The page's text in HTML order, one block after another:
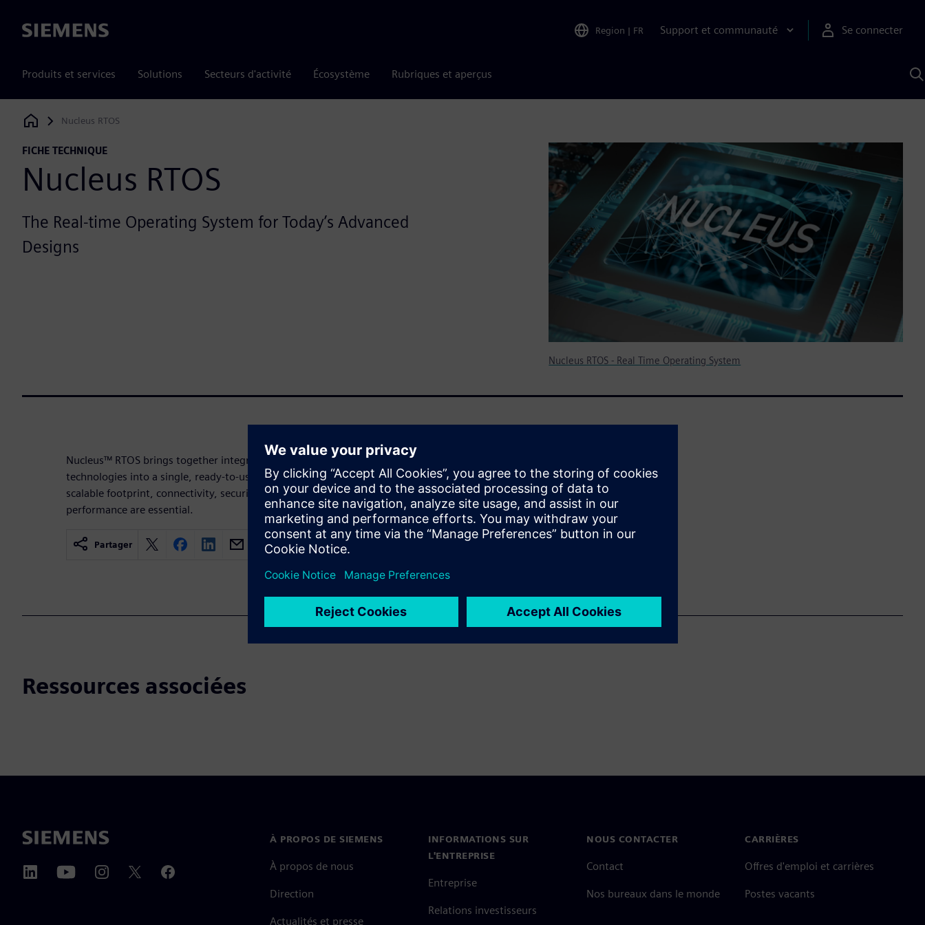
Siemens Region | FR Support et communauté Se connecter
Produits et services Solutions Secteurs d'activité Écosystème Rubriques et aperçus
Siemens Digital Industries Software
Nucleus RTOS
FICHE TECHNIQUE
Nucleus RTOS
The Real-time Operating System for Today’s Advanced
Designs
Nucleus RTOS - Real Time Operating System
Nucleus™ RTOS brings together integrated software IP, tools, and partner
technologies into a single, ready-to-use solution – ideal for applications where a
scalable footprint, connectivity, security, power management, and deterministic
performance are essential.
Partager
Ressources associées
À PROPOS DE SIEMENS
À propos de nous
Direction
Actualités et presse
INFORMATIONS SUR
L'ENTREPRISE
Entreprise
Relations investisseurs
NOUS CONTACTER
Contact
Nos bureaux dans le monde
CARRIÈRES
Offres d'emploi et carrières
Postes vacants